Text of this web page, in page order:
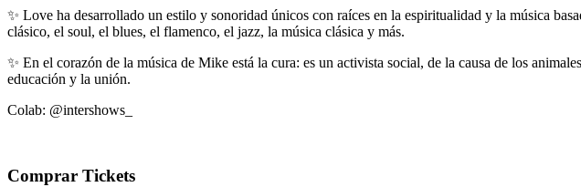
✨ Love ha desarrollado un estilo y sonoridad únicos con raíces en la espiritualidad y la música
clásico, el soul, el blues, el flamenco, el jazz, la música clásica y más.
✨ En el corazón de la música de Mike está la cura: es un activista social, de la causa de los
educación y la unión.
Colab: @intershows_
Comprar Tickets